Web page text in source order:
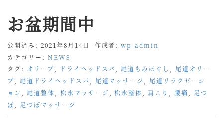
お盆期間中
公開済み: 2021年8月14日 作成者: wp-admin
カテゴリー: NEWS
タグ: オリーブ ドライヘッドスパ 尾道もみほぐし
尾道オリー
ブ
尾道ドライヘッドスパ 尾道マッサージ
尾道リラクゼーシ
ョン
尾道整体 松永マッサージ 松永整体 肩こり 腰痛
足つ
ぼ
足つぼマッサージ